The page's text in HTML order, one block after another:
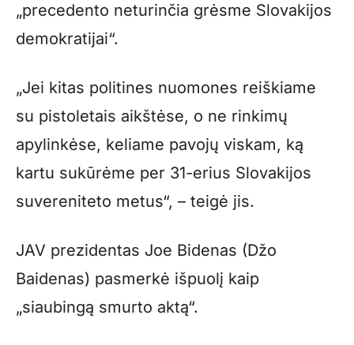
„precedento neturinčia grėsme Slovakijos
demokratijai“.
„Jei kitas politines nuomones reiškiame
su pistoletais aikštėse, o ne rinkimų
apylinkėse, keliame pavojų viskam, ką
kartu sukūrėme per 31-erius Slovakijos
suvereniteto metus“, – teigė jis.
JAV prezidentas Joe Bidenas (Džo
Baidenas) pasmerkė išpuolį kaip
„siaubingą smurto aktą“.